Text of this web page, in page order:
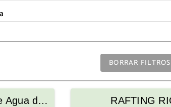
BORRAR FILTROS
Agua de
RAFTING